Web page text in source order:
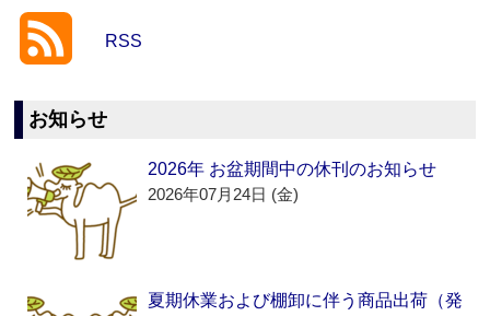
RSS
お知らせ
2026年 お盆期間中の休刊のお知らせ
2026年07月24日 (金)
夏期休業および棚卸に伴う商品出荷（発